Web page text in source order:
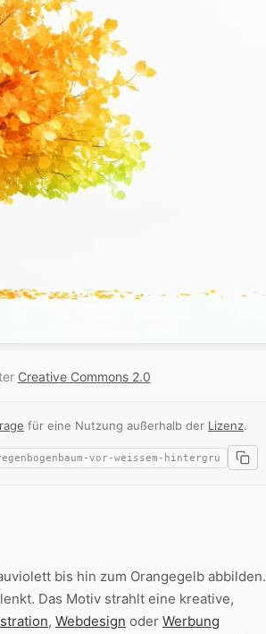
Creative Commons 2.0
für eine Nutzung außerhalb der Lizenz.
bis hin zum Orangegelb abbilden.
lenkt. Das Motiv strahlt eine kreative,
, Webdesign oder Werbung